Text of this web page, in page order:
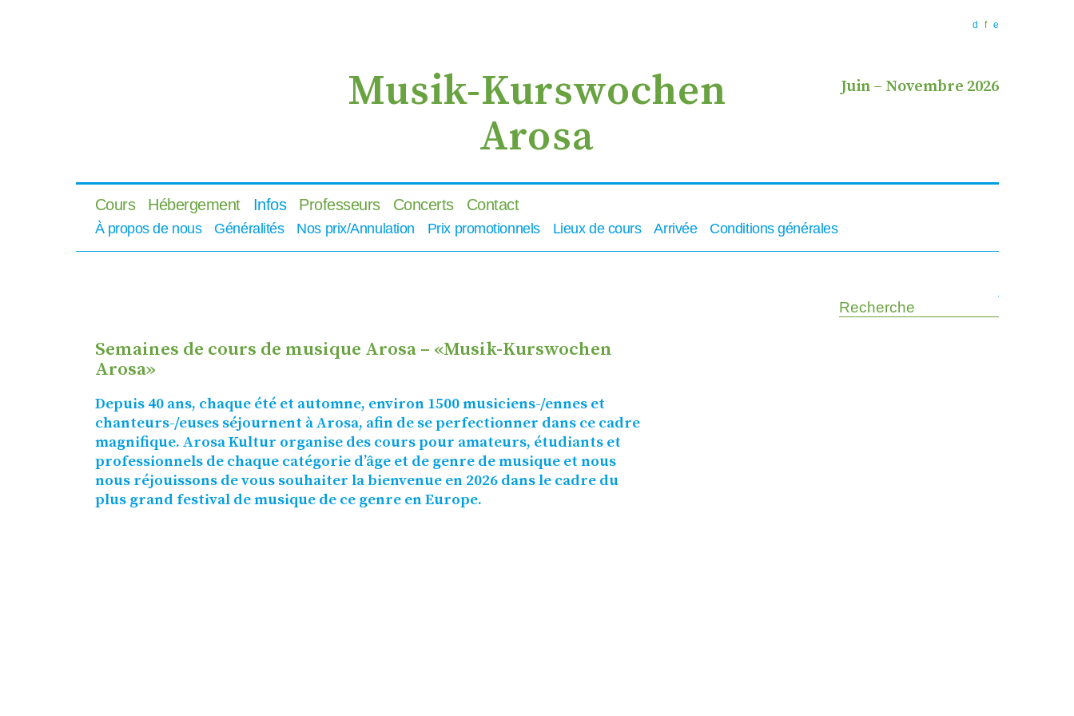
d f e
Musik-Kurswochen
Arosa
Juin– Novembre 2026
Cours Hébergement Infos Professeurs Concerts Contact
À propos de nous Généralités Nos prix/Annulation Prix promotionnels Lieux de cours Arrivée Conditions générales
Recherche
Semaines de cours de musique Arosa – «Musik-Kurswochen
Arosa»
Depuis 40 ans, chaque été et automne, environ 1500 musiciens-/ennes et
chanteurs-/euses séjournent à Arosa, afin de se perfectionner dans ce cadre
magnifique. Arosa Kultur organise des cours pour amateurs, étudiants et
professionnels de chaque catégorie d’âge et de genre de musique et nous
nous réjouissons de vous souhaiter la bienvenue en 2026 dans le cadre du
plus grand festival de musique de ce genre en Europe.